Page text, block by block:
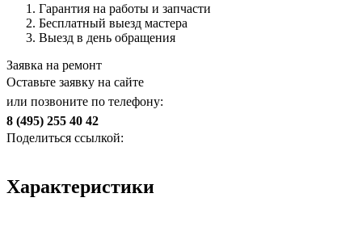
Гарантия на работы и запчасти
Бесплатный выезд мастера
Выезд в день обращения
Заявка на ремонт
Оставьте заявку на сайте
или позвоните по телефону:
8 (495) 255 40 42
Поделиться ссылкой:
Характеристики